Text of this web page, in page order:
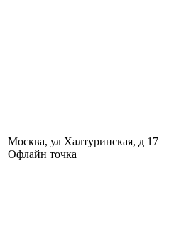
Москва, ул Халтуринская, д 17
Офлайн точка